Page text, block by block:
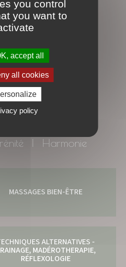
,Coffret Cadeau
,Coffret Cadeau
Papa,Coffret Cadeau
| Harmonie
MASSAGES BIEN-ÊTRE
ALTERNATIVES -
MADÉROTHERAPIE,
RÉFLEXOLOGIE
you control
you want to
accept all
all cookies
policy